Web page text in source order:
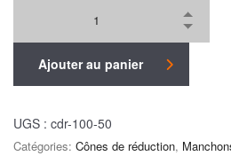
Ajouter au panier
UGS : cdr-100-50
Catégories: Cônes de réduction,